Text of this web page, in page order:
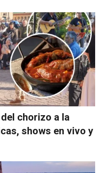
chorizo a la
shows en vivo y